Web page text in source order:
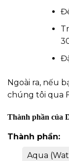
Ngoài ra, nếu
chúng tôi qua
Thành phần của
Thành phần:
Aqua